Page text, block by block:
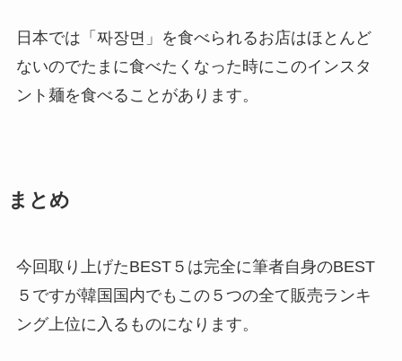
日本では「짜장면」を食べられるお店はほとんど
ないのでたまに食べたくなった時にこのインスタ
ント麺を食べることがあります。
まとめ
今回取り上げたBEST５は完全に筆者自身のBEST
５ですが韓国国内でもこの５つの全て販売ランキ
ング上位に入るものになります。